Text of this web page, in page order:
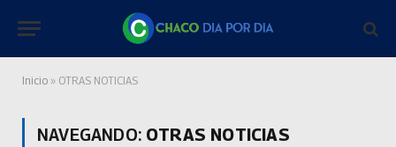
Inicio » OTRAS NOTICIAS
NAVEGANDO: OTRAS NOTICIAS